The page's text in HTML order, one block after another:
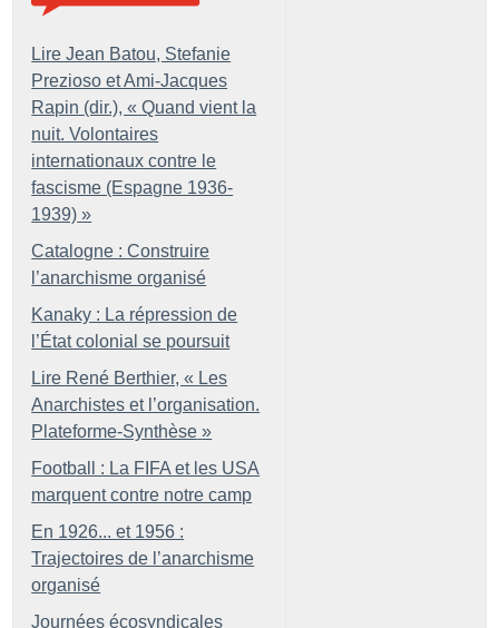
Lire Jean Batou, Stefanie
Prezioso et Ami-Jacques
Rapin (dir.), « Quand vient la
nuit. Volontaires
internationaux contre le
fascisme (Espagne 1936-
1939) »
Catalogne : Construire
l’anarchisme organisé
Kanaky : La répression de
l’État colonial se poursuit
Lire René Berthier, « Les
Anarchistes et l’organisation.
Plateforme-Synthèse »
Football : La FIFA et les USA
marquent contre notre camp
En 1926... et 1956 :
Trajectoires de l’anarchisme
organisé
Journées écosyndicales